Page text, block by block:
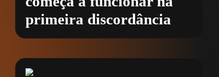
primeira discordância